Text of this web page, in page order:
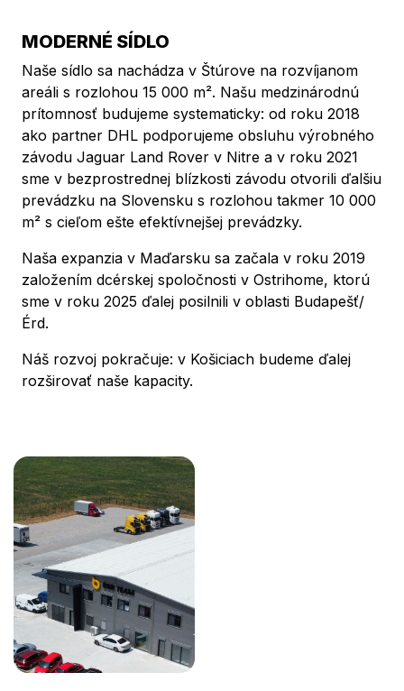
MODERNÉ SÍDLO
Naše sídlo sa nachádza v Štúrove na rozvíjanom
areáli s rozlohou 15 000 m². Našu medzinárodnú
prítomnosť budujeme systematicky: od roku 2018
ako partner DHL podporujeme obsluhu výrobného
závodu Jaguar Land Rover v Nitre a v roku 2021
sme v bezprostrednej blízkosti závodu otvorili ďalšiu
prevádzku na Slovensku s rozlohou takmer 10 000
m² s cieľom ešte efektívnejšej prevádzky.
Naša expanzia v Maďarsku sa začala v roku 2019
založením dcérskej spoločnosti v Ostrihome, ktorú
sme v roku 2025 ďalej posilnili v oblasti Budapešť/
Érd.
Náš rozvoj pokračuje: v Košiciach budeme ďalej
rozširovať naše kapacity.